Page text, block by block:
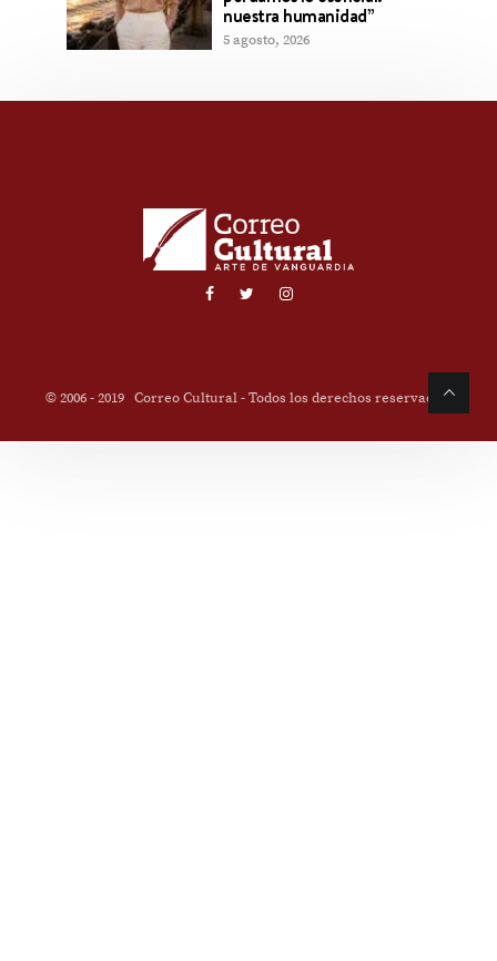
nuestra humanidad”
5 agosto, 2026
© 2006 - 2019 Correo Cultural - Todos los derechos reservados.